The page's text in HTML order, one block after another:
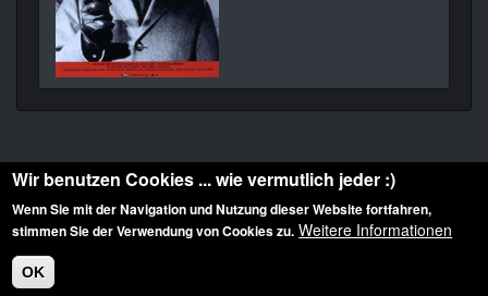
Diese Website ist urheberrechtlich geschützt: © 2010-2026 der Film Noir de. Alle
Rechte vorbehalten.
Wir benutzen Cookies ... wie vermutlich jeder :)
Wenn Sie mit der Navigation und Nutzung dieser Website fortfahren,
stimmen Sie der Verwendung von Cookies zu. Weitere Informationen
OK